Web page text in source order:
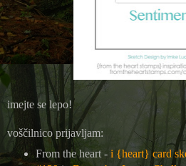
imejte se lepo!
voščilnico prijavljam:
From the heart - i {heart} card